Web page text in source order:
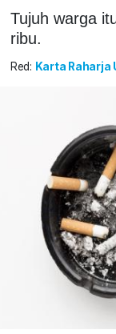
Tujuh warga
ribu.
Red: Karta Raharja